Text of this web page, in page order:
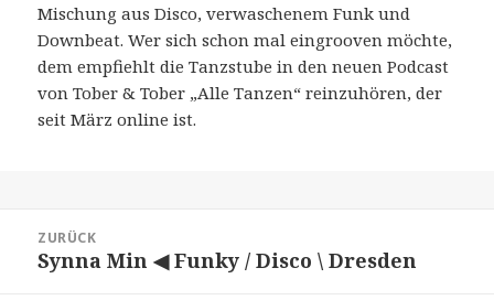
Mischung aus Disco, verwaschenem Funk und
Downbeat. Wer sich schon mal eingrooven möchte,
dem empfiehlt die Tanzstube in den neuen Podcast
von Tober & Tober „Alle Tanzen“ reinzuhören, der
seit März online ist.
ZURÜCK
Vorheriger
Synna Min ◀ Funky / Disco \ Dresden